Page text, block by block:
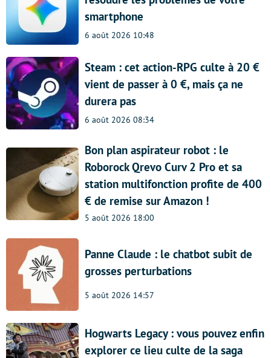
smartphone
6 août 2026 10:48
Steam : cet action-RPG culte à 20 €
vient de passer à 0 €, mais ça ne
durera pas
6 août 2026 08:34
Bon plan aspirateur robot : le
Roborock Qrevo Curv 2 Pro et sa
station multifonction profite de 400
€ de remise sur Amazon !
5 août 2026 18:00
Panne Claude : le chatbot subit de
grosses perturbations
5 août 2026 14:57
Hogwarts Legacy : vous pouvez enfin
explorer ce lieu culte de la saga